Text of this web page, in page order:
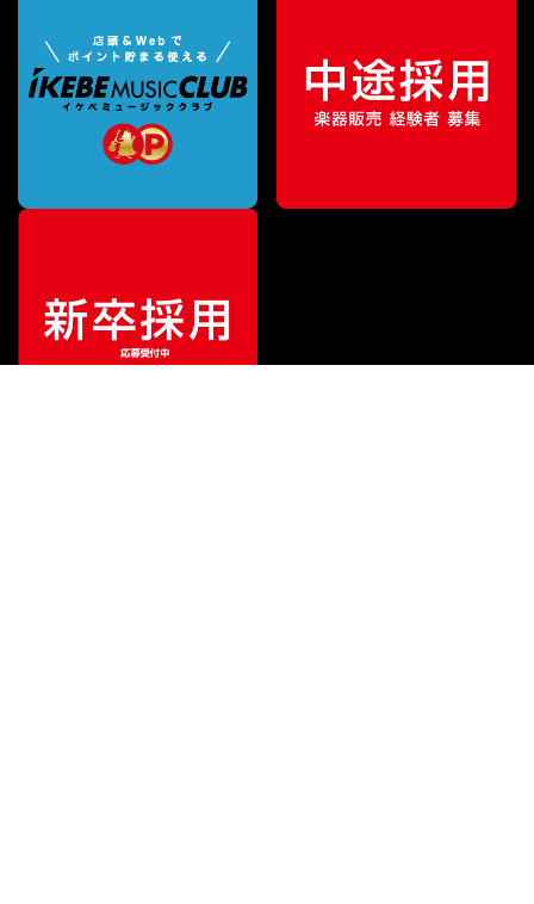
販売価格¥159,500 （税込）